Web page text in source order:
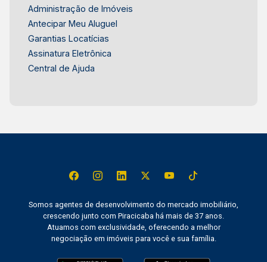
Administração de Imóveis
Antecipar Meu Aluguel
Garantias Locatícias
Assinatura Eletrônica
Central de Ajuda
Somos agentes de desenvolvimento do mercado imobiliário,
crescendo junto com Piracicaba há mais de 37 anos.
Atuamos com exclusividade, oferecendo a melhor
negociação em imóveis para você e sua família.